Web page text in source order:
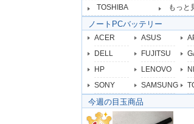
TOSHIBA
もっと
ノートPCバッテリー
ACER ASUS
DELL
FUJITSU
HP
LENOVO
SONY
SAMSUNG
今週の目玉商品